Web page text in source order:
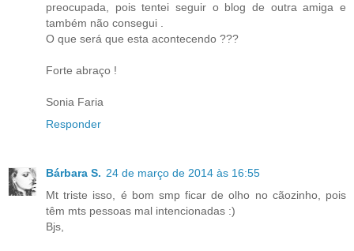
preocupada, pois tentei seguir o blog de outra amiga e
também não consegui .
O que será que esta acontecendo ???
Forte abraço !
Sonia Faria
Responder
Bárbara S. 24 de março de 2014 às 16:55
Mt triste isso, é bom smp ficar de olho no cãozinho, pois
têm mts pessoas mal intencionadas :)
Bjs,